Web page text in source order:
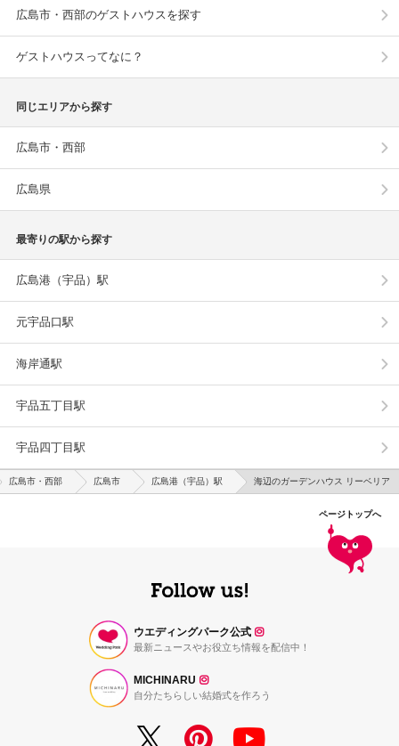
広島市・西部のゲストハウスを探す
ゲストハウスってなに？
同じエリアから探す
広島市・西部
広島県
最寄りの駅から探す
広島港（宇品）駅
元宇品口駅
海岸通駅
宇品五丁目駅
宇品四丁目駅
広島市・西部 広島市 広島港（宇品）駅 海辺のガーデンハウス リーベリア
ページトップへ
ウエディングパーク公式
最新ニュースやお役立ち情報を配信中！
MICHINARU
自分たちらしい結婚式を作ろう